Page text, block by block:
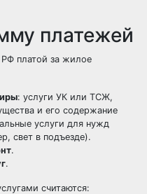
платежей
РФ платой за жилое
: услуги УК или ТСЖ,
и его содержание
услуги для нужд
свет в подъезде).
.
.
считаются: